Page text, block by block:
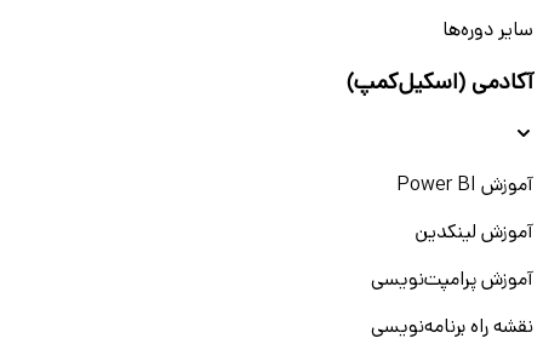
سایر دوره‌ها
آکادمی (اسکیل‌کمپ)
آموزش Power BI
آموزش لینکدین
آموزش پرامپت‌نویسی
نقشه راه برنامه‌نویسی